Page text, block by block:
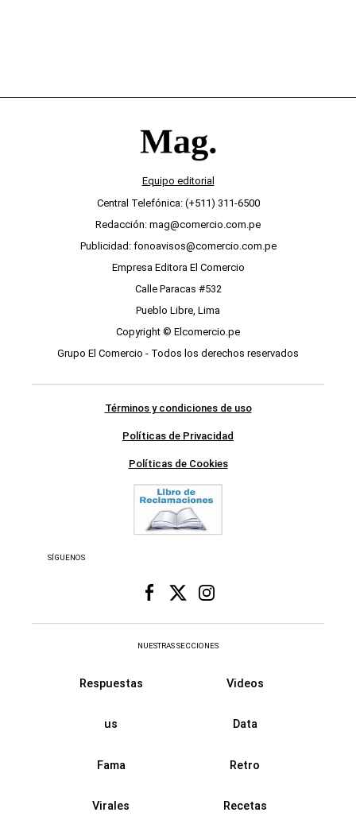
Equipo editorial
Central Telefónica: (+511) 311-6500
Redacción: mag@comercio.com.pe
Publicidad: fonoavisos@comercio.com.pe
Empresa Editora El Comercio
Calle Paracas #532
Pueblo Libre, Lima
Copyright © Elcomercio.pe
Grupo El Comercio - Todos los derechos reservados
Términos y condiciones de uso
Políticas de Privacidad
Políticas de Cookies
SÍGUENOS
NUESTRAS SECCIONES
Respuestas Videos
us Data
Fama Retro
Virales Recetas